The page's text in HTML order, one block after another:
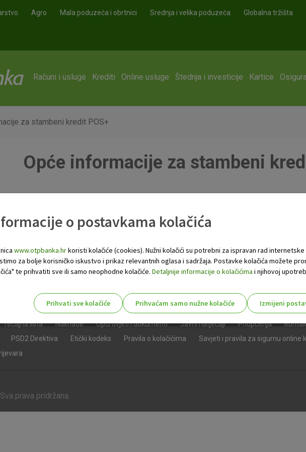
Agro Mala poduzeća i obrtnici Srednja i velika poduzeća Globalna tržišta
Računi i usluge Krediti Online usluge Štednja i investicije Kartice
za stambeni kredit POS+
Opće informacije za stambeni
OTP banke
Tečajna lista Naknade Opći uvjeti i dokumenti Javni natječaji Priopćenja
PSD2 Direktiva Etički kodeks Pravila o kolačićima
Savjeti i pravila za sigurnu online
prava pridržana.
o postavkama kolačića
www.otpbanka.hrkoristi kolačiće (cookies). Nužni kolačići su potrebni za ispravan rad
za bolje korisničko iskustvo i prikaz relevantnih oglasa i sadržaja. Postavke kolačića možete
te prihvatiti sve ili samo neophodne kolačiće. Detaljnije informacije o kolačićima i njihovoj
Prihvati sve kolačiće Prihvaćam samo nužne kolačiće
Izmijeni